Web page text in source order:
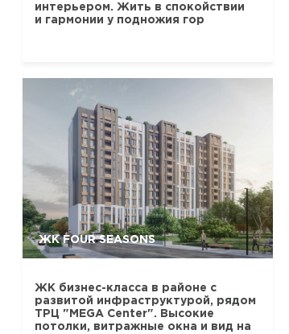
интерьером. Жить в спокойствии
и гармонии у подножия гор
ЖК FOUR SEASONS
ЖК бизнес-класса в районе с
развитой инфраструктурой, рядом
ТРЦ "MEGA Center". Высокие
потолки, витражные окна и вид на